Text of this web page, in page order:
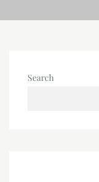
Search